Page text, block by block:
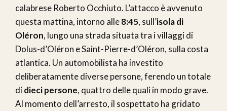
calabrese Roberto Occhiuto. L’attacco è avvenuto
questa mattina, intorno alle8:45, sull’isola di
Oléron, lungo una strada situata tra i villaggi di
Dolus-d’Oléron e Saint-Pierre-d’Oléron, sulla costa
atlantica. Un automobilista ha investito
deliberatamente diverse persone, ferendo un totale
didieci persone, quattro delle quali in modo grave.
Al momento dell’arresto, il sospettato ha gridato